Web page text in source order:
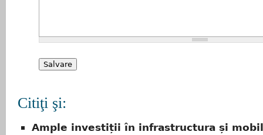
Citiţi şi:
Ample investiții în infrastructura și